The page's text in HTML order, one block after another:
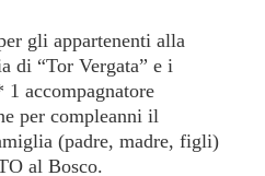
gli appartenenti alla
di “Tor Vergata” e i
accompagnatore
per compleanni il
(padre, madre, figli)
al Bosco.